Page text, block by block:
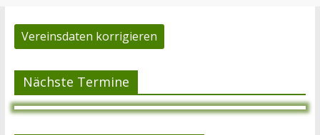
Vereinsdaten korrigieren
Nächste Termine